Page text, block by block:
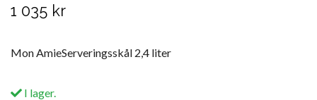
1 035 kr
Mon AmieServeringsskål 2,4 liter
I lager.